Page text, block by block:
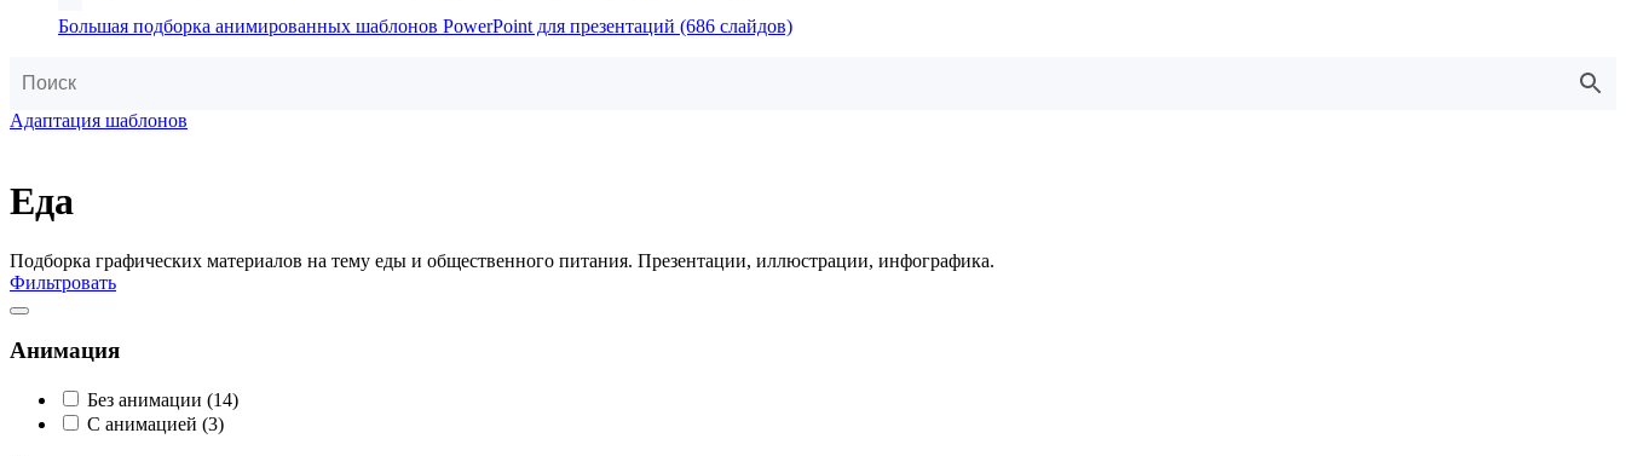
Большая подборка анимированных шаблонов PowerPoint для презентаций (686 слайдов)
Адаптация шаблонов
Еда
Подборка графических материалов на тему еды и общественного питания. Презентации, иллюстрации, инфографика.
Фильтровать
Анимация
Без анимации (14)
С анимацией (3)